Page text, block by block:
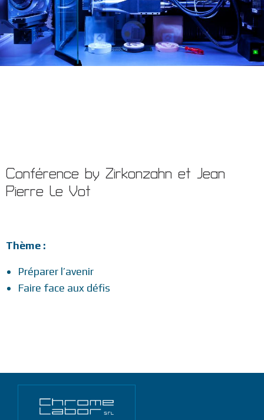
Conférence by Zirkonzahn et Jean
Pierre Le Vot
Thème :
Préparer l’avenir
Faire face aux défis